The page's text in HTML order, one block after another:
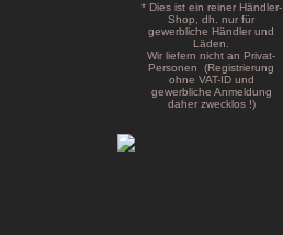
* Dies ist ein reiner Händler-
Shop, dh. nur für
gewerbliche Händler und
Läden.
Wir liefern nicht an Privat-
Personen (Registrierung
ohne VAT-ID und
gewerbliche Anmeldung
daher zwecklos !)